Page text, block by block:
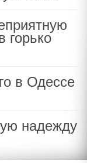
горько
в Одессе
надежду